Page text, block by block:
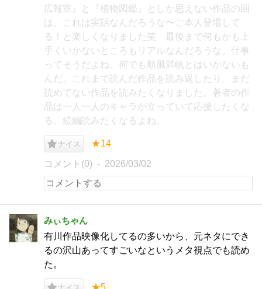
広報室』と『植物図鑑』としか思えない作品の回
は、これは実話なんだろうな〜ご本人登場して
る！と楽しくなりました笑 最後まで何もかも上
手くいかないところもリアルなんだろうな。仕事
ってそうだよね、何でも順風満帆とはいかないも
んだ。これまで読んだ作品を読み返したり、まだ
読めてない作品を読みたくなりました。著者の作
品は一人一人のキャラが立っていて応援したくな
る、続編読みたくなるよね。
ナイス ★14
コメント(0) 2026/03/02
みぃちゃん
有川作品映像化してるの多いから、元ネタにでき
るの沢山あってすごいなというメタ視点でも読め
た。
★5